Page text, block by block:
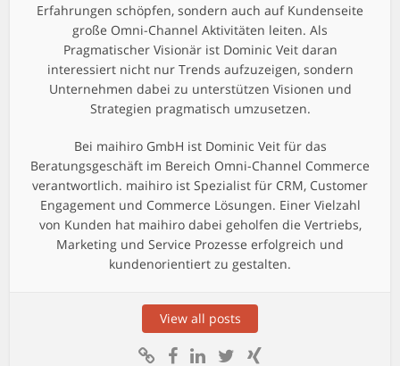
Erfahrungen schöpfen, sondern auch auf Kundenseite
große Omni-Channel Aktivitäten leiten. Als
Pragmatischer Visionär ist Dominic Veit daran
interessiert nicht nur Trends aufzuzeigen, sondern
Unternehmen dabei zu unterstützen Visionen und
Strategien pragmatisch umzusetzen.
Bei maihiro GmbH ist Dominic Veit für das
Beratungsgeschäft im Bereich Omni-Channel Commerce
verantwortlich. maihiro ist Spezialist für CRM, Customer
Engagement und Commerce Lösungen. Einer Vielzahl
von Kunden hat maihiro dabei geholfen die Vertriebs,
Marketing und Service Prozesse erfolgreich und
kundenorientiert zu gestalten.
View all posts